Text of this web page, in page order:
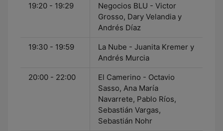
19:20 - 19:29
Negocios BLU - Victor
Grosso, Dary Velandia y
Andrés Díaz
19:30 - 19:59
La Nube - Juanita Kremer y
Andrés Murcia
20:00 - 22:00
El Camerino - Octavio
Sasso, Ana María
Navarrete, Pablo Ríos,
Sebastián Vargas,
Sebastián Nohr